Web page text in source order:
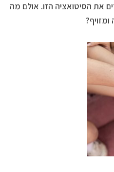
את הסיטואציה הזו. אולם מה